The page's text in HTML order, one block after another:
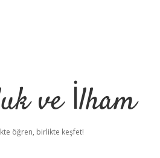
ve İlham
öğren, birlikte keşfet!